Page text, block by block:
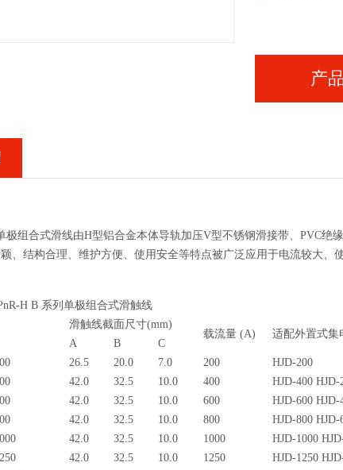
产
极组合式滑线由H型铝合金本体导轨加压V型不锈钢滑接带、PVC绝
、结构合理、维护方便、使用安全等特点被广泛应用于电流较大、
H B 系列单极组合式滑触线
滑触线截面尺寸(mm)
载流量 (A)
适配外置式集
A
B
C
26.5 20.0 7.0 200
HJD-200
42.0 32.5 10.0 400
HJD-400 HJD-
42.0 32.5 10.0 600
HJD-600 HJD-
42.0 32.5 10.0 800
HJD-800 HJD-
42.0 32.5 10.0 1000
HJD-1000
42.0 32.5 10.0 1250
HJD-1250